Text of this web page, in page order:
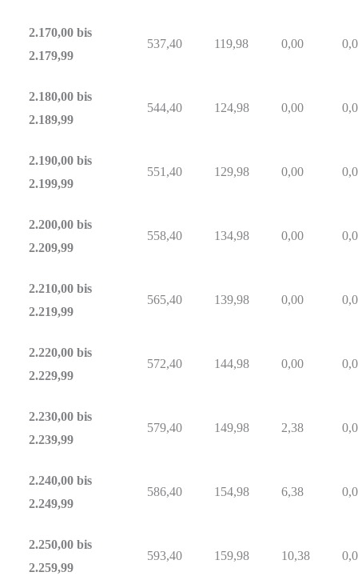
2.170,00 bis
2.179,99
537,40 119,98 0,00
2.180,00 bis
2.189,99
544,40 124,98 0,00
2.190,00 bis
2.199,99
551,40 129,98 0,00
2.200,00 bis
2.209,99
558,40 134,98 0,00
2.210,00 bis
2.219,99
565,40 139,98 0,00
2.220,00 bis
2.229,99
572,40 144,98 0,00
2.230,00 bis
2.239,99
579,40 149,98 2,38
2.240,00 bis
2.249,99
586,40 154,98 6,38
2.250,00 bis
2.259,99
593,40 159,98 10,38